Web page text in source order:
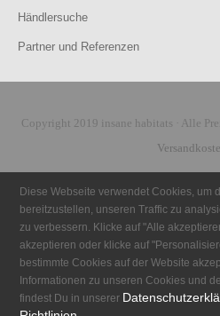
Händlersuche
Partner und Referenzen
Copyright 2019 insane habitats · Alle
Diese Webseite verwendet Cookies, um
bereitzustellen, unseren Traffic zu
zu verbessern. Klicke auf "Alle
akzeptieren oder klicke auf
bestimmte Cookies auf der Website
Informationen zu unseren Cookies und
findest Du in unserer